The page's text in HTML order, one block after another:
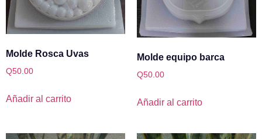
Molde Rosca Uvas
Q50.00
Añadir al carrito
Molde equipo barca
Q50.00
Añadir al carrito